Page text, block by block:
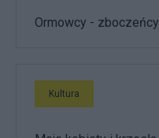
Ormowcy - zboczeńcy
Kultura